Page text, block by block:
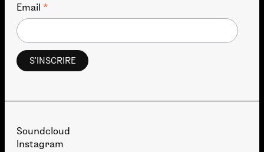
Email *
Soundcloud
Instagram